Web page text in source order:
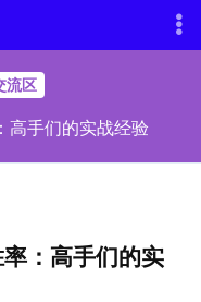
流区
高手们的实战经验
：高手们的实